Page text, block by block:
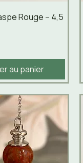
rapide
Rouge – 4,5
au panier